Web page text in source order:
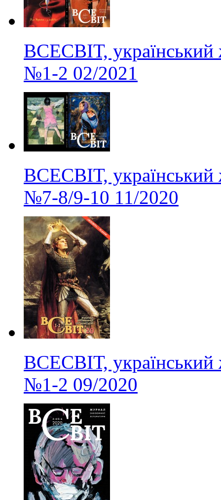
ВСЕСВІТ, український
№1-2 02/2021
ВСЕСВІТ, український
№7-8/9-10 11/2020
ВСЕСВІТ, український
№1-2 09/2020